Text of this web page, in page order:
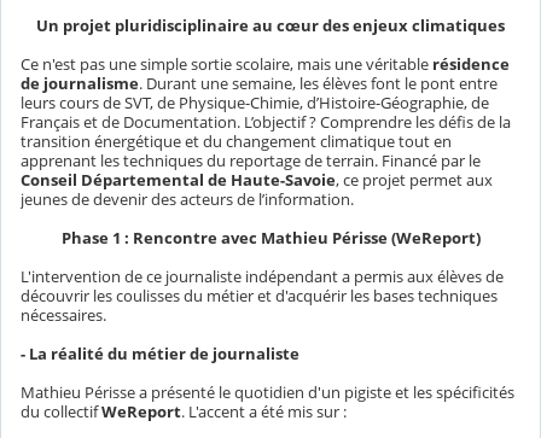
Un projet pluridisciplinaire au cœur des enjeux climatiques
Ce n'est pas une simple sortie scolaire, mais une véritable résidence
de journalisme. Durant une semaine, les élèves font le pont entre
leurs cours de SVT, de Physique-Chimie, d’Histoire-Géographie, de
Français et de Documentation. L’objectif ? Comprendre les défis de la
transition énergétique et du changement climatique tout en
apprenant les techniques du reportage de terrain. Financé par le
Conseil Départemental de Haute-Savoie, ce projet permet aux
jeunes de devenir des acteurs de l’information.
Phase 1 : Rencontre avec Mathieu Périsse (WeReport)
L'intervention de ce journaliste indépendant a permis aux élèves de
découvrir les coulisses du métier et d'acquérir les bases techniques
nécessaires.
- La réalité du métier de journaliste
Mathieu Périsse a présenté le quotidien d'un pigiste et les spécificités
du collectifWeReport. L'accent a été mis sur :